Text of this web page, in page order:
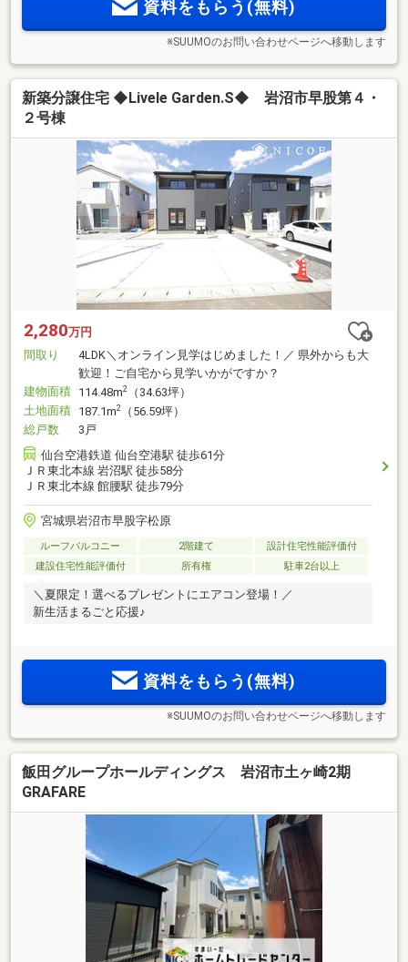
資料をもらう(無料)
※SUUMOのお問い合わせページへ移動します
新築分譲住宅 ◆Livele Garden.S◆ 岩沼市早股第４・
２号棟
2,280万円
間取り
4LDK＼オンライン見学はじめました！／ 県外からも大
歓迎！ご自宅から見学いかがですか？
建物面積 114.48m2
（34.63坪）
土地面積 187.1m2
（56.59坪）
総戸数
3戸
仙台空港鉄道 仙台空港駅 徒歩61分
ＪＲ東北本線 岩沼駅 徒歩58分
ＪＲ東北本線 館腰駅 徒歩79分
宮城県岩沼市早股字松原
ルーフバルコニー 2階建て
設計住宅性能評価付
建設住宅性能評価付
所有権 駐車2台以上
＼夏限定！選べるプレゼントにエアコン登場！／
新生活まるごと応援♪
資料をもらう(無料)
※SUUMOのお問い合わせページへ移動します
飯田グループホールディングス 岩沼市土ヶ崎2期
GRAFARE